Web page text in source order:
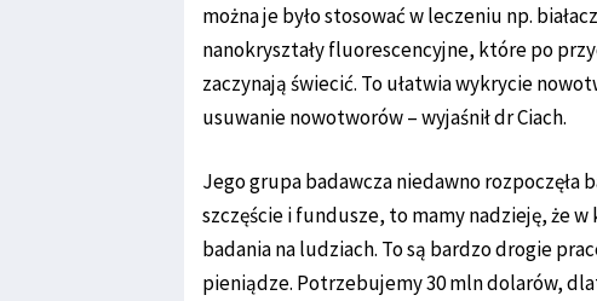
można je było stosować w leczeniu np.
nanokryształy fluorescencyjne, które po
zaczynają świecić. To ułatwia wykrycie
usuwanie nowotworów – wyjaśnił dr Ciach.
Jego grupa badawcza niedawno rozpoczęła
szczęście i fundusze, to mamy nadzieję, że
badania na ludziach. To są bardzo drogie
pieniądze. Potrzebujemy 30 mln dolarów,